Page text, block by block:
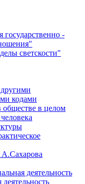
-
светскости"
кодами
в целом
деятельность